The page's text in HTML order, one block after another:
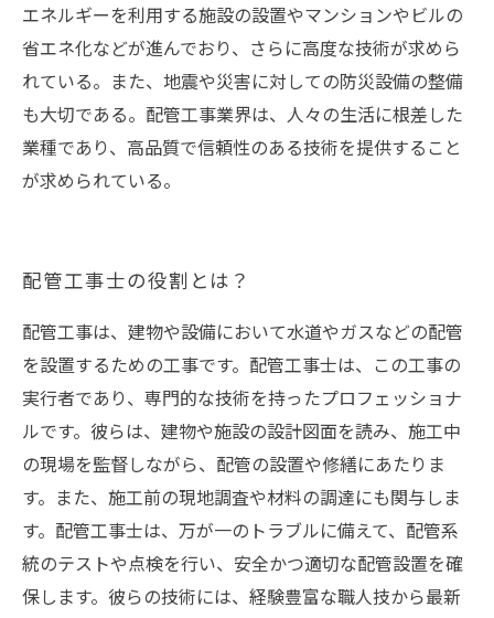
エネルギーを利用する施設の設置やマンションやビルの
省エネ化などが進んでおり、さらに高度な技術が求めら
れている。また、地震や災害に対しての防災設備の整備
も大切である。配管工事業界は、人々の生活に根差した
業種であり、高品質で信頼性のある技術を提供すること
が求められている。
配管工事士の役割とは？
配管工事は、建物や設備において水道やガスなどの配管
を設置するための工事です。配管工事士は、この工事の
実行者であり、専門的な技術を持ったプロフェッショナ
ルです。彼らは、建物や施設の設計図面を読み、施工中
の現場を監督しながら、配管の設置や修繕にあたりま
す。また、施工前の現地調査や材料の調達にも関与しま
す。配管工事士は、万が一のトラブルに備えて、配管系
統のテストや点検を行い、安全かつ適切な配管設置を確
保します。彼らの技術には、経験豊富な職人技から最新